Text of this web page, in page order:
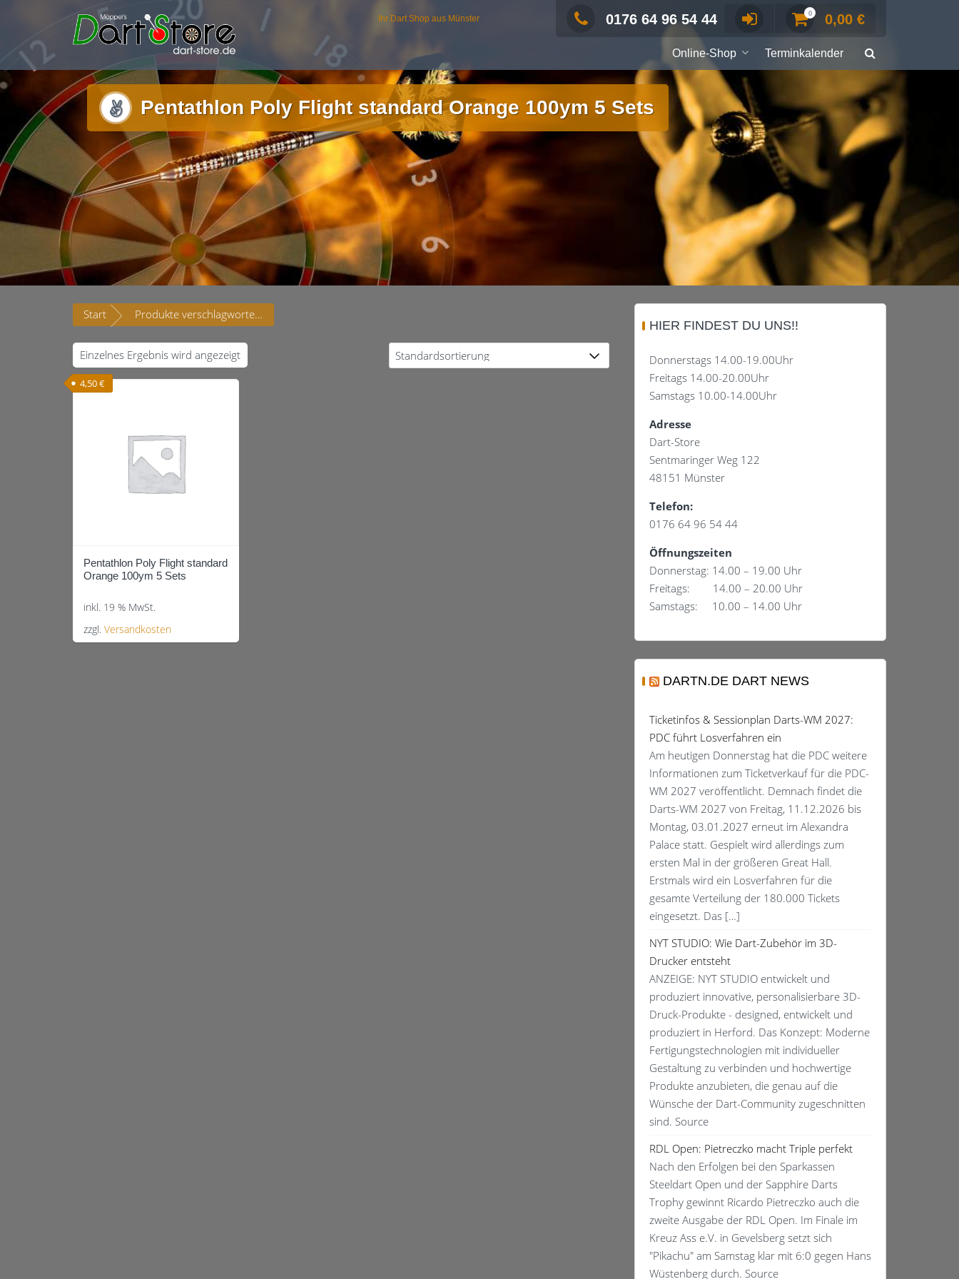
Ihr Dart Shop aus Münster 0176 64 96 54 44 0 0,00 €
Online-Shop Terminkalender
Pentathlon Poly Flight standard Orange 100ym 5 Sets
Start Produkte verschlagwortet mit „Pentathlon Poly Flight standard Orange 100ym 5 Sets“
Einzelnes Ergebnis wird angezeigt
Pentathlon Poly Flight standard
Orange 100ym 5 Sets
4,50€
inkl. 19 % MwSt.
zzgl. Versandkosten
HIER FINDEST DU UNS!!
Donnerstags 14.00-19.00Uhr
Freitags 14.00-20.00Uhr
Samstags 10.00-14.00Uhr
Adresse
Dart-Store
Sentmaringer Weg 122
48151 Münster
Telefon:
0176 64 96 54 44
Öffnungszeiten
Donnerstag: 14.00 – 19.00 Uhr
Freitags: 14.00 – 20.00 Uhr
Samstags: 10.00 – 14.00 Uhr
DARTN.DE DART NEWS
Ticketinfos & Sessionplan Darts-WM 2027:
PDC führt Losverfahren ein
Am heutigen Donnerstag hat die PDC weitere
Informationen zum Ticketverkauf für die PDC-
WM 2027 veröffentlicht. Demnach findet die
Darts-WM 2027 von Freitag, 11.12.2026 bis
Montag, 03.01.2027 erneut im Alexandra
Palace statt. Gespielt wird allerdings zum
ersten Mal in der größeren Great Hall.
Erstmals wird ein Losverfahren für die
gesamte Verteilung der 180.000 Tickets
eingesetzt. Das […]
NYT STUDIO: Wie Dart-Zubehör im 3D-
Drucker entsteht
ANZEIGE: NYT STUDIO entwickelt und
produziert innovative, personalisierbare 3D-
Druck-Produkte - designed, entwickelt und
produziert in Herford. Das Konzept: Moderne
Fertigungstechnologien mit individueller
Gestaltung zu verbinden und hochwertige
Produkte anzubieten, die genau auf die
Wünsche der Dart-Community zugeschnitten
sind. Source
RDL Open: Pietreczko macht Triple perfekt
Nach den Erfolgen bei den Sparkassen
Steeldart Open und der Sapphire Darts
Trophy gewinnt Ricardo Pietreczko auch die
zweite Ausgabe der RDL Open. Im Finale im
Kreuz Ass e.V. in Gevelsberg setzt sich
"Pikachu" am Samstag klar mit 6:0 gegen Hans
Wüstenberg durch. Source